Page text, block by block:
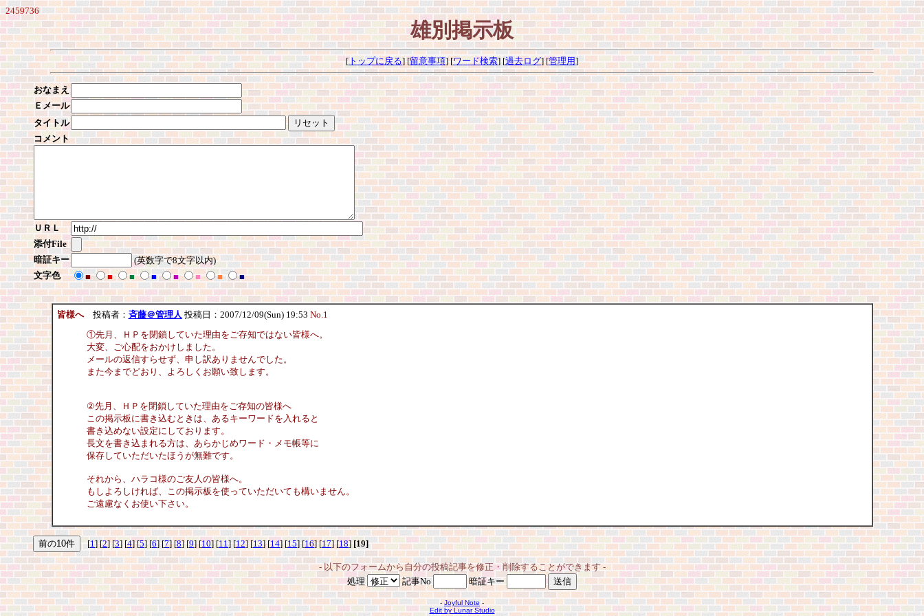
2459736
雄別掲示板
[トップに戻る] [留意事項] [ワード検索] [過去ログ] [管理用]
おなまえ
Ｅメール
タイトル
コメント
ＵＲＬ
添付File
暗証キー
(英数字で8文字以内)
文字色
■ ■ ■ ■ ■ ■ ■ ■
皆様へ投稿者：斉藤＠管理人 投稿日：2007/12/09(Sun) 19:53 No.1
①先月、ＨＰを閉鎖していた理由をご存知ではない皆様へ。
大変、ご心配をおかけしました。
メールの返信すらせず、申し訳ありませんでした。
また今までどおり、よろしくお願い致します。
②先月、ＨＰを閉鎖していた理由をご存知の皆様へ
この掲示板に書き込むときは、あるキーワードを入れると
書き込めない設定にしております。
長文を書き込まれる方は、あらかじめワード・メモ帳等に
保存していただいたほうが無難です。
それから、ハラコ様のご友人の皆様へ。
もしよろしければ、この掲示板を使っていただいても構いません。
ご遠慮なくお使い下さい。
[1] [2] [3] [4] [5] [6] [7] [8] [9] [10] [11] [12] [13] [14] [15] [16] [17] [18][19]
- 以下のフォームから自分の投稿記事を修正・削除することができます -
処理
記事No 暗証キー
- Joyful Note -
Edit by Lunar Studio